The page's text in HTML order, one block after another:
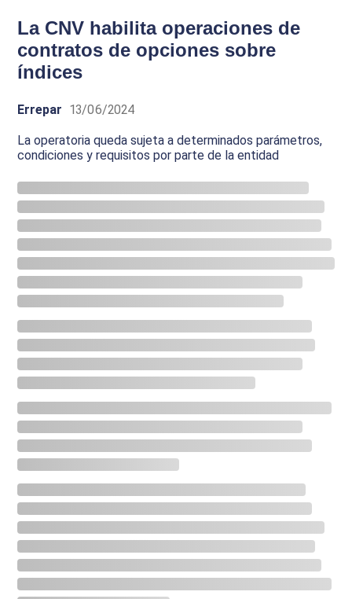
La CNV habilita operaciones de
contratos de opciones sobre
índices
Errepar 13/06/2024
La operatoria queda sujeta a determinados parámetros,
condiciones y requisitos por parte de la entidad